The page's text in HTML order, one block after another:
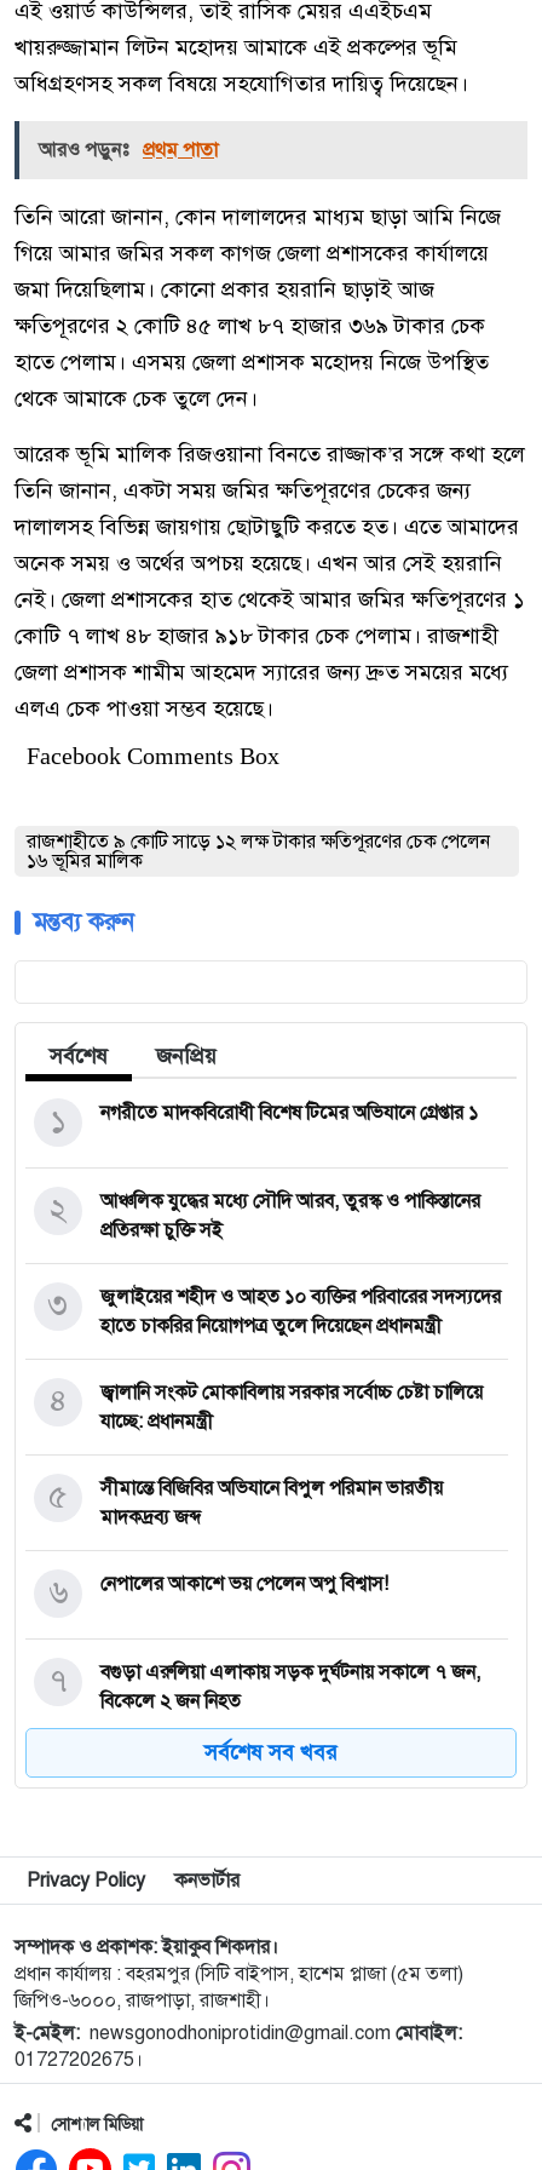
এই ওয়ার্ড কাউন্সিলর, তাই রাসিক মেয়র এএইচএম
খায়রুজ্জামান লিটন মহোদয় আমাকে এই প্রকল্পের ভূমি
অধিগ্রহণসহ সকল বিষয়ে সহযোগিতার দায়িত্ব দিয়েছেন।
আরও পড়ুনঃ প্রথম পাতা
তিনি আরো জানান, কোন দালালদের মাধ্যম ছাড়া আমি নিজে
গিয়ে আমার জমির সকল কাগজ জেলা প্রশাসকের কার্যালয়ে
জমা দিয়েছিলাম। কোনো প্রকার হয়রানি ছাড়াই আজ
ক্ষতিপূরণের ২ কোটি ৪৫ লাখ ৮৭ হাজার ৩৬৯ টাকার চেক
হাতে পেলাম। এসময় জেলা প্রশাসক মহোদয় নিজে উপস্থিত
থেকে আমাকে চেক তুলে দেন।
আরেক ভূমি মালিক রিজওয়ানা বিনতে রাজ্জাক’র সঙ্গে কথা হলে
তিনি জানান, একটা সময় জমির ক্ষতিপূরণের চেকের জন্য
দালালসহ বিভিন্ন জায়গায় ছোটাছুটি করতে হত। এতে আমাদের
অনেক সময় ও অর্থের অপচয় হয়েছে। এখন আর সেই হয়রানি
নেই। জেলা প্রশাসকের হাত থেকেই আমার জমির ক্ষতিপূরণের ১
কোটি ৭ লাখ ৪৮ হাজার ৯১৮ টাকার চেক পেলাম। রাজশাহী
জেলা প্রশাসক শামীম আহমেদ স্যারের জন্য দ্রুত সময়ের মধ্যে
এলএ চেক পাওয়া সম্ভব হয়েছে।
Facebook Comments Box
রাজশাহীতে ৯ কোটি সাড়ে ১২ লক্ষ টাকার ক্ষতিপূরণের চেক পেলেন
১৬ ভূমির মালিক
মন্তব্য করুন
সর্বশেষ জনপ্রিয়
নগরীতে মাদকবিরোধী বিশেষ টিমের অভিযানে গ্রেপ্তার ১
১
আঞ্চলিক যুদ্ধের মধ্যে সৌদি আরব, তুরস্ক ও পাকিস্তানের
প্রতিরক্ষা চুক্তি সই
২
জুলাইয়ের শহীদ ও আহত ১০ ব্যক্তির পরিবারের সদস্যদের
হাতে চাকরির নিয়োগপত্র তুলে দিয়েছেন প্রধানমন্ত্রী
৩
জ্বালানি সংকট মোকাবিলায় সরকার সর্বোচ্চ চেষ্টা চালিয়ে
যাচ্ছে: প্রধানমন্ত্রী
৪
সীমান্তে বিজিবির অভিযানে বিপুল পরিমান ভারতীয়
মাদকদ্রব্য জব্দ
৫
নেপালের আকাশে ভয় পেলেন অপু বিশ্বাস!
৬
বগুড়া এরুলিয়া এলাকায় সড়ক দুর্ঘট্নায় সকালে ৭ জন,
বিকেলে ২ জন নিহত
৭
রাসিক প্রশাসকের সঙ্গে মেডিকেল টেকনোলজিস্ট
এসোসিয়েশনের নেতৃবৃন্দের সাক্ষাৎ
৮
নগরীর মসজিদ ও ঈদগাহ পরিদর্শনে রাসিক প্রশাসক
৯
নাটোরের অপহরণ মামলার প্রধান আসামি সাভারে আটক
১০
নওগাঁর মান্দায় ২৯৬ বোতল ফেন্সিডিলসহ ২ মাদক কারবারি
গ্রেফতার
১১
কিডনি রোগে আক্রান্ত অসহায় রোগীর পাশে পুঠিয়ার
এসিল্যান্ড
১২
সর্বশেষ সব খবর
Privacy Policy কনভার্টার
সম্পাদক ও প্রকাশক: ইয়াকুব শিকদার।
প্রধান কার্যালয় : বহরমপুর (সিটি বাইপাস, হাশেম প্লাজা (৫ম তলা)
জিপিও-৬০০০, রাজপাড়া, রাজশাহী।
ই-মেইল: newsgonodhoniprotidin@gmail.com মোবাইল:
01727202675।
সোশ্যাল মিডিয়া